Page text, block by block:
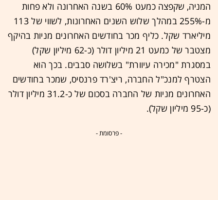
המניה, שקפצה
כמעט 60% בשנה האחרונה ולא פחות
מ-255% במהלך שלוש השנים האחרונות, לשווי של 113
מיליארד שקל. כליף מכר בחודשים האחרונים מניות בהיקף
מצטבר של כמעט 21 מיליון דולר (כ-62 מיליון שקל)
במסגרת "מכירה עיוורת" בשלושה סבבים. בכך הוא
הצטרף למנכ"ל החברה, ריצ'רד פרנסיס, שמכר בחודשים
האחרונים מניות של החברה בסכום של כ-31.2 מיליון דולר
(כ-95 מיליון שקל).
- פרסומת -